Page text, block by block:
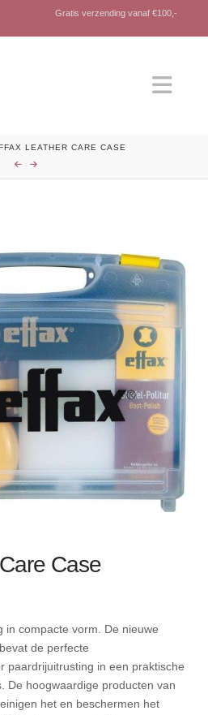
Gratis verzending vanaf €100,-
LEATHER CARE CASE
Case
in compacte vorm. De nieuwe
de perfecte
paardrijuitrusting in een praktische
De hoogwaardige producten van
het en beschermen het